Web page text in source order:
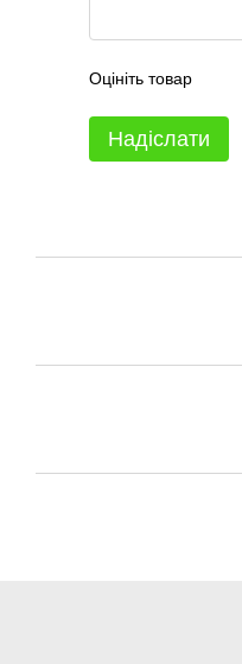
Оцініть товар
Надіслати